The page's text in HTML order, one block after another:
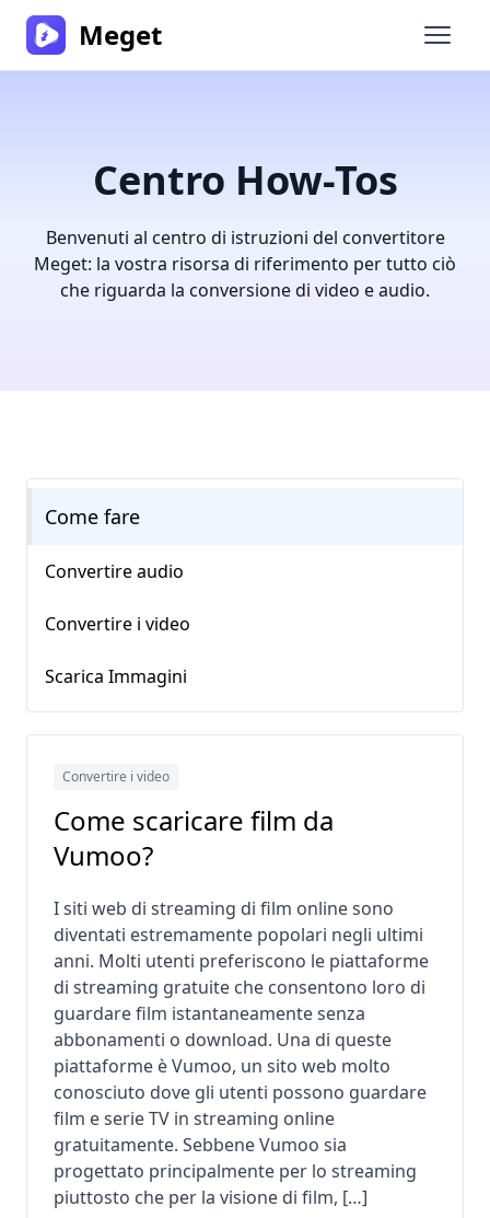
Apri il
Meget
Centro How-Tos
Benvenuti al centro di istruzioni del convertitore
Meget: la vostra risorsa di riferimento per tutto ciò
che riguarda la conversione di video e audio.
Come fare
Convertire audio
Convertire i video
Scarica Immagini
Convertire i video
Come scaricare film da
Vumoo?
I siti web di streaming di film online sono
diventati estremamente popolari negli ultimi
anni. Molti utenti preferiscono le piattaforme
di streaming gratuite che consentono loro di
guardare film istantaneamente senza
abbonamenti o download. Una di queste
piattaforme è Vumoo, un sito web molto
conosciuto dove gli utenti possono guardare
film e serie TV in streaming online
gratuitamente. Sebbene Vumoo sia
progettato principalmente per lo streaming
piuttosto che per la visione di film, […]